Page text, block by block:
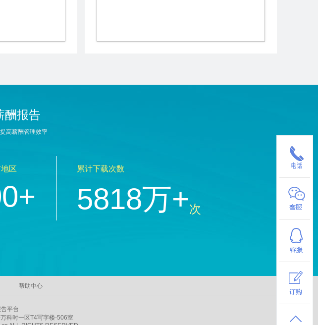
酬报告
高薪酬管理效率
区 累计下载次数
5818万+次
帮助中心
平台
科时一区T4写字楼-506室